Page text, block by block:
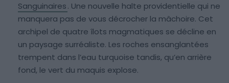
Sanguinaires. Une nouvelle halte providentielle qui ne
manquera pas de vous décrocher la mâchoire. Cet
archipel de quatre îlots magmatiques se décline en
un paysage surréaliste. Les roches ensanglantées
trempent dans l’eau turquoise tandis, qu’en arrière
fond, le vert du maquis explose.